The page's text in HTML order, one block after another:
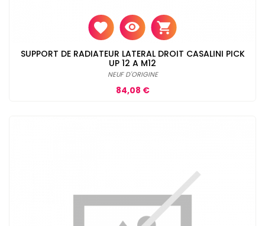
SUPPORT DE RADIATEUR LATERAL DROIT CASALINI PICK
UP 12 A M12
NEUF D'ORIGINE
Prix
84,08 €